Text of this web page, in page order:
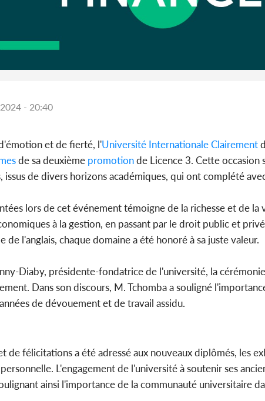
- 20:40
et de fierté, l'Université Internationale Clairement
de sa deuxième promotionde Licence 3. Cette occasion
issus de divers horizons académiques, qui ont complété
lors de cet événement témoigne de la richesse et de la
à la gestion, en passant par le droit public et
de l'anglais, chaque domaine a été honoré à sa juste valeur.
Diaby, présidente-fondatrice de l'université, la
Dans son discours, M. Tchomba a souligné
de dévouement et de travail assidu.
de félicitations a été adressé aux nouveaux diplômés, les
L'engagement de l'université à soutenir ses
ainsi l'importance de la communauté universitaire